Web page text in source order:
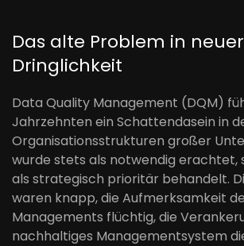
Das alte Problem in neuer
Dringlichkeit
Data Quality Management (DQM)
Jahrzehnten ein Schattendasein in
Organisationsstrukturen großer
wurde stets als notwendig erachtet,
als strategisch prioritär behandelt.
waren knapp, die Aufmerksamkeit
Managements flüchtig, die
nachhaltiges Managementsystem